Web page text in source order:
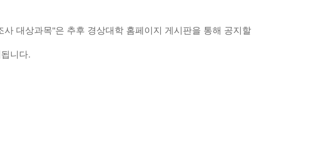
대상과목"은 추후 경상대학 홈페이지 게시판을 통해 공지할
됩니다.